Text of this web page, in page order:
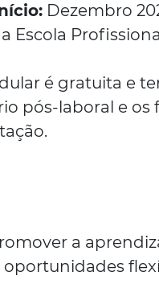
Dezembro
Escola
é gratuita e
pós-laboral e
a
oportunidades